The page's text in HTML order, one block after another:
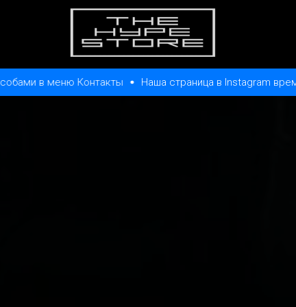
Наша страница в Instagram временно недоступна,